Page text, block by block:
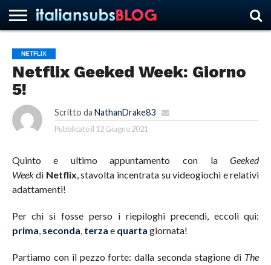
HOME
NEWS
ASCOLTI
RECENSIONI
INTERVISTE
CURIOSITÀ
CHI
SIAMO
CONTATTACI
FORUM
ITALIANSUBS
NETFLIX
Netflix Geeked Week: Giorno
5!
Scritto da NathanDrake83
Pubblicato il 12 Giugno 2021
Quinto e ultimo appuntamento con laGeeked
Weekdi Netflix, stavolta incentrata su videogiochi e relativi
adattamenti!
Per chi si fosse perso i riepiloghi precendi, eccoli qui:
prima, seconda, terza e quarta giornata!
Partiamo con il pezzo forte: dalla seconda stagione di The